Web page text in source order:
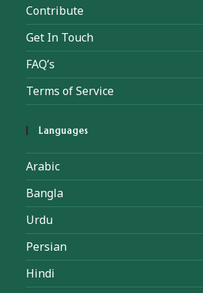
Contribute
Get In Touch
FAQ’s
Terms of Service
Languages
Arabic
Bangla
Urdu
Persian
Hindi